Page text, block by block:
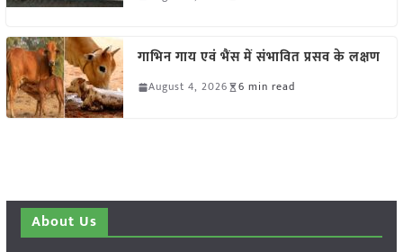
गाभिन गाय एवं भैंस में संभावित प्रसव के लक्षण
August 4, 2026 6 min read
About Us